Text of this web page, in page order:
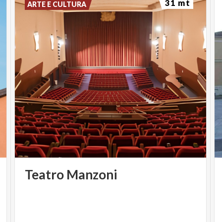
"Amami da Morire" è un viaggio teatrale crudo e
struggente nei meandri oscuri di una relazione che si
traveste da amore, ma nasconde il volto del
controllo, della dipendenza e della manipolazione.
Attraverso una narrazione che alterna momenti di
seduzione magnetica e abissi di violenza emotiva, lo
spettacolo mette in scena – come un’autopsia della
mente della vittima e del carnefice – le tappe
invisibili che conducono alla distruzione psicologica
di chi ama troppo… e si perde inevitabilmente nel
labirinto di narciso.
Sullo sfondo, la figura disturbante del narcisista:
affascinante, brillante, predatore. Al centro, la
Teatro Manzoni
ARTE E CULTURA 31 mt